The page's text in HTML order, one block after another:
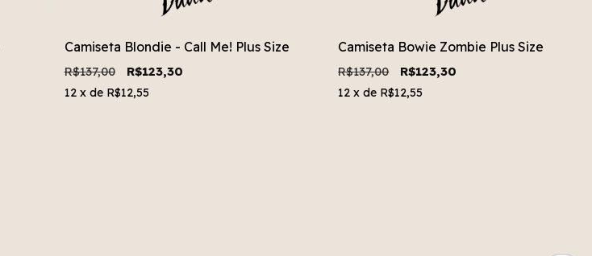
Camiseta Blondie - Call Me! Plus Size
R$137,00 R$123,30
12 x de R$12,55
Camiseta Bowie Zombie Plus Size
R$137,00 R$123,30
12 x de R$12,55